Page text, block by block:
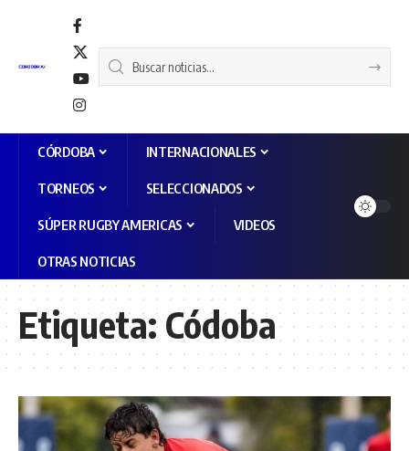
CÓRDOBA INTERNACIONALES
TORNEOS SELECCIONADOS
SÚPER RUGBY AMERICAS VIDEOS
OTRAS NOTICIAS
Etiqueta:Códoba